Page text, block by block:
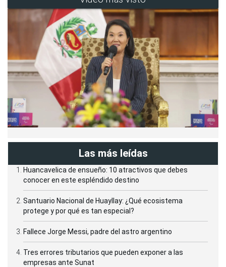
Las más leídas
Huancavelica de ensueño: 10 atractivos que debes
conocer en este espléndido destino
Santuario Nacional de Huayllay: ¿Qué ecosistema
protege y por qué es tan especial?
Fallece Jorge Messi, padre del astro argentino
Tres errores tributarios que pueden exponer a las
empresas ante Sunat